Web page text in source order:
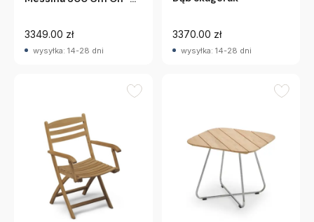
3349.00 zł
wysyłka: 14-28 dni
3370.00 zł
wysyłka: 14-28 dni